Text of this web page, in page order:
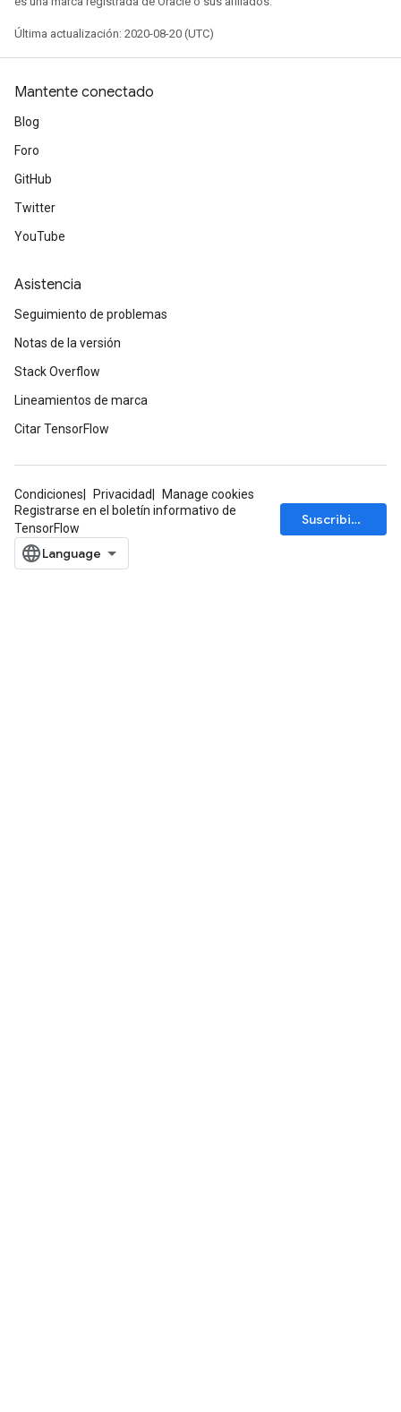
Última actualización: 2020-08-20 (UTC)
Mantente conectado
Blog
Foro
GitHub
Twitter
YouTube
Asistencia
Seguimiento de problemas
Notas de la versión
Stack Overflow
Lineamientos de marca
Citar TensorFlow
Condiciones Privacidad
Manage cookies
Registrarse en el boletín informativo de
TensorFlow
Suscribirse